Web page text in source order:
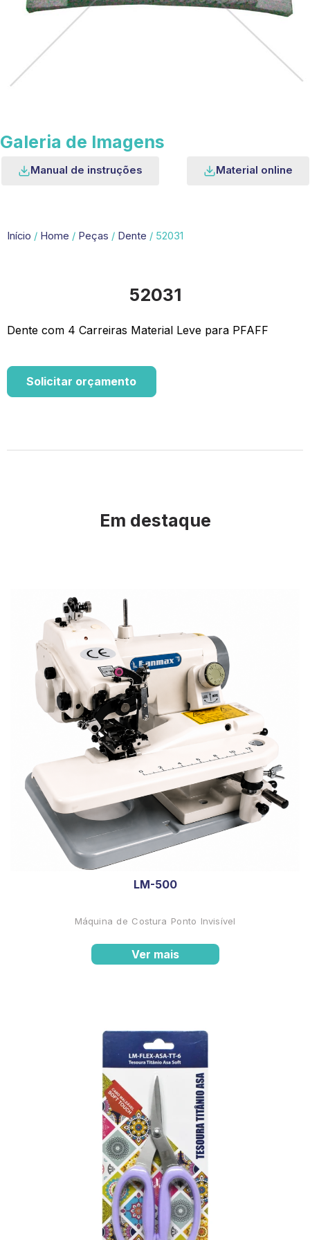
Galeria de Imagens
Manual de instruções Material online
Início / Home / Peças / Dente / 52031
52031
Dente com 4 Carreiras Material Leve para PFAFF
Solicitar orçamento
Em destaque
LM-500
Máquina de Costura Ponto Invisível
Ver mais